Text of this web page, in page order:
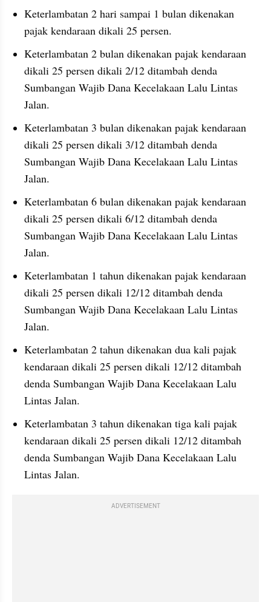
Keterlambatan 2 hari sampai 1 bulan dikenakan
pajak kendaraan dikali 25 persen.
Keterlambatan 2 bulan dikenakan pajak kendaraan
dikali 25 persen dikali 2/12 ditambah denda
Sumbangan Wajib Dana Kecelakaan Lalu Lintas
Jalan.
Keterlambatan 3 bulan dikenakan pajak kendaraan
dikali 25 persen dikali 3/12 ditambah denda
Sumbangan Wajib Dana Kecelakaan Lalu Lintas
Jalan.
Keterlambatan 6 bulan dikenakan pajak kendaraan
dikali 25 persen dikali 6/12 ditambah denda
Sumbangan Wajib Dana Kecelakaan Lalu Lintas
Jalan.
Keterlambatan 1 tahun dikenakan pajak kendaraan
dikali 25 persen dikali 12/12 ditambah denda
Sumbangan Wajib Dana Kecelakaan Lalu Lintas
Jalan.
Keterlambatan 2 tahun dikenakan dua kali pajak
kendaraan dikali 25 persen dikali 12/12 ditambah
denda Sumbangan Wajib Dana Kecelakaan Lalu
Lintas Jalan.
Keterlambatan 3 tahun dikenakan tiga kali pajak
kendaraan dikali 25 persen dikali 12/12 ditambah
denda Sumbangan Wajib Dana Kecelakaan Lalu
Lintas Jalan.
ADVERTISEMENT